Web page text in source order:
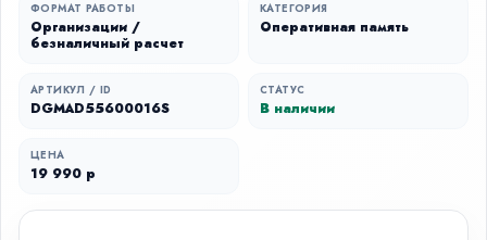
ФОРМАТ РАБОТЫ
Организации /
безналичный расчет
КАТЕГОРИЯ
Оперативная память
АРТИКУЛ / ID
DGMAD55600016S
СТАТУС
В наличии
ЦЕНА
19 990 р